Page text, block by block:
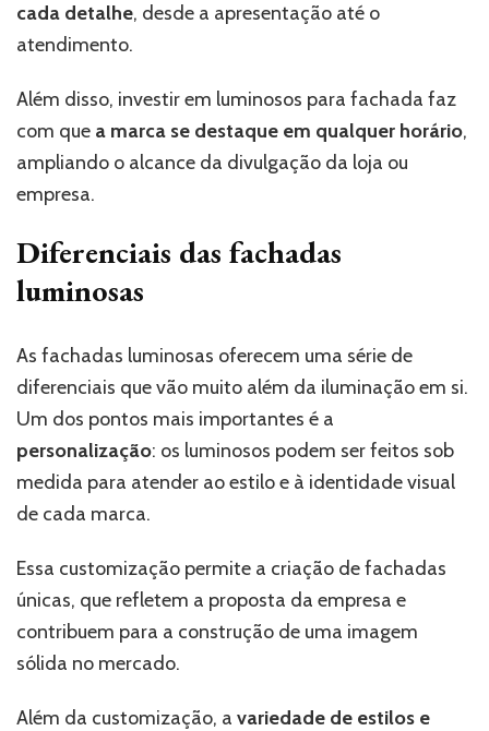
cada detalhe, desde a apresentação até o
atendimento.
Além disso, investir em luminosos para fachada faz
com que a marca se destaque em qualquer horário,
ampliando o alcance da divulgação da loja ou
empresa.
Diferenciais das fachadas
luminosas
As fachadas luminosas oferecem uma série de
diferenciais que vão muito além da iluminação em si.
Um dos pontos mais importantes é a
personalização: os luminosos podem ser feitos sob
medida para atender ao estilo e à identidade visual
de cada marca.
Essa customização permite a criação de fachadas
únicas, que refletem a proposta da empresa e
contribuem para a construção de uma imagem
sólida no mercado.
Além da customização, a variedade de estilos e